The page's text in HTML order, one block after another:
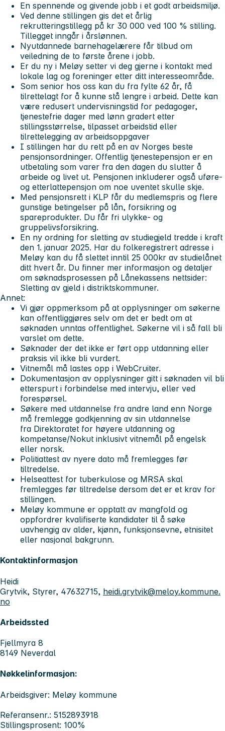
En spennende og givende jobb i et godt arbeidsmiljø.
Ved denne stillingen gis det et årlig
rekrutteringstillegg på kr 30 000 ved 100 % stilling.
Tillegget inngår i årslønnen.
Nyutdannede barnehagelærere får tilbud om
veiledning de to første årene i jobb.
Er du ny i Meløy setter vi deg gjerne i kontakt med
lokale lag og foreninger etter ditt interesseområde.
Som senior hos oss kan du fra fylte 62 år, få
tilrettelagt for å kunne stå lengre i arbeid. Dette kan
være redusert undervisningstid for pedagoger,
tjenestefrie dager med lønn gradert etter
stillingsstørrelse, tilpasset arbeidstid eller
tilrettelegging av arbeidsoppgaver
I stillingen har du rett på en av Norges beste
pensjonsordninger. Offentlig tjenestepensjon er en
utbetaling som varer fra den dagen du slutter å
arbeide og livet ut. Pensjonen inkluderer også uføre-
og etterlattepensjon om noe uventet skulle skje.
Med pensjonsrett i KLP får du medlemspris og flere
gunstige betingelser på lån, forsikring og
spareprodukter. Du får fri ulykke- og
gruppelivsforsikring.
En ny ordning for sletting av studiegjeld tredde i kraft
den 1. januar 2025. Har du folkeregistrert adresse i
Meløy kan du få slettet inntil 25 000kr av studielånet
ditt hvert år. Du finner mer informasjon og detaljer
om søknadsprosessen på Lånekassens nettsider:
Sletting av gjeld i distriktskommuner.
Annet:
Vi gjør oppmerksom på at opplysninger om søkerne
kan offentliggjøres selv om det er bedt om at
søknaden unntas offentlighet. Søkerne vil i så fall bli
varslet om dette.
Søknader der det ikke er ført opp utdanning eller
praksis vil ikke bli vurdert.
Vitnemål må lastes opp i WebCruiter.
Dokumentasjon av opplysninger gitt i søknaden vil bli
etterspurt i forbindelse med intervju, eller ved
forespørsel.
Søkere med utdannelse fra andre land enn Norge
må fremlegge godkjenning av sin utdannelse
fra Direktoratet for høyere utdanning og
kompetanse/Nokut inklusivt vitnemål på engelsk
eller norsk.
Politiattest av nyere dato må fremlegges før
tiltredelse.
Helseattest for tuberkulose og MRSA skal
fremlegges før tiltredelse dersom det er et krav for
stillingen.
Meløy kommune er opptatt av mangfold og
oppfordrer kvalifiserte kandidater til å søke
uavhengig av alder, kjønn, funksjonsevne, etnisitet
eller nasjonal bakgrunn.
Kontaktinformasjon
Heidi
Grytvik, Styrer, 47632715, heidi.grytvik@meloy.kommune.
no
Arbeidssted
Fjellmyra 8
8149 Neverdal
Nøkkelinformasjon:
Arbeidsgiver: Meløy kommune
Referansenr.: 5152893918
Stillingsprosent: 100%